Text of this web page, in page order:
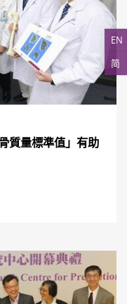
EN
简
質量標準值」有助